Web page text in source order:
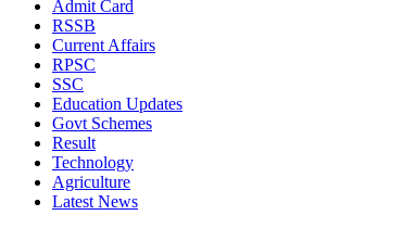
Admit Card
RSSB
Current Affairs
RPSC
SSC
Education Updates
Govt Schemes
Result
Technology
Agriculture
Latest News